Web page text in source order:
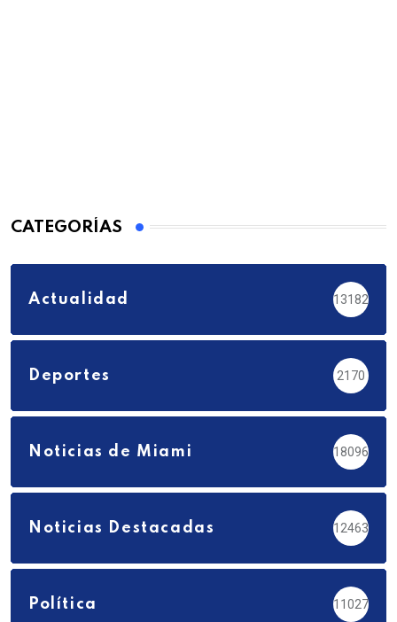
CATEGORÍAS
Actualidad 13182
Deportes 2170
Noticias de Miami 18096
Noticias Destacadas 12463
Política 11027